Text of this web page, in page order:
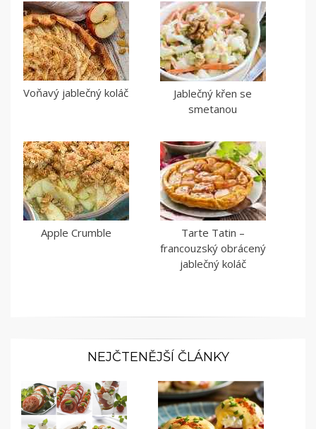
Voňavý jablečný koláč
Jablečný křen se
smetanou
Apple Crumble
Tarte Tatin –
francouzský obrácený
jablečný koláč
NEJČTENĚJŠÍ ČLÁNKY